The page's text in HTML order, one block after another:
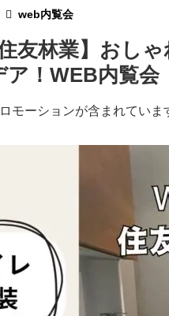
web内覧会
住友林業】おし
ア！WEB内覧会
モーションが含まれていま